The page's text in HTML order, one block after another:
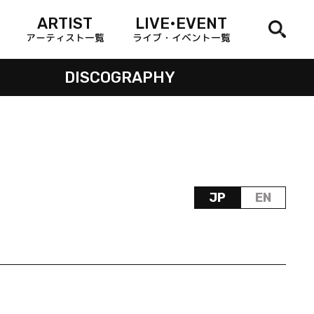
ARTIST
アーティスト一覧
LIVE•EVENT
ライブ・イベント一覧
DISCOGRAPHY
JP EN